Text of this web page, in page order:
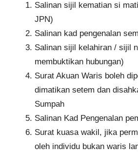
Salinan sijil kematian si
JPN)
Salinan kad pengenalan
Salinan sijil kelahiran / sijil
membuktikan hubungan)
Surat Akuan Waris boleh
dimatikan setem dan
Sumpah
Salinan Kad Pengenalan
Surat kuasa wakil, jika
oleh individu bukan waris